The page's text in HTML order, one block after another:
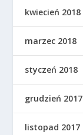
kwiecień 2018
marzec 2018
styczeń 2018
grudzień 2017
listopad 2017